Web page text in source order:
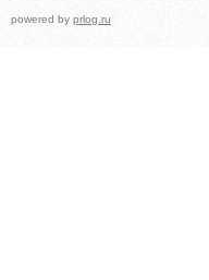
powered by prlog.ru